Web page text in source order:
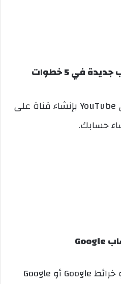
كيفية إنشاء قناة يوتيوب جديدة في 5 خطوات
يبدأ إنشاء قناة ناجحة على YouTube بإنشاء قناة على
إذا كنت تستخدم Gmail أو خرائط Google أو Google